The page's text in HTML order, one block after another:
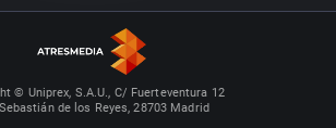
© Uniprex, S.A.U., C/ Fuerteventura 12
de los Reyes, 28703 Madrid